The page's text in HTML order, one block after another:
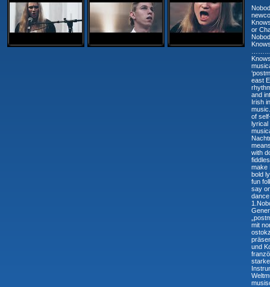
or
east
and
Irish
of
lyrical
with
make
bold
fun
say
mit
und